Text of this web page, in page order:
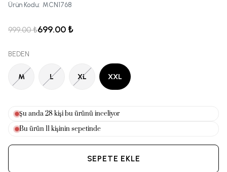
Ürün Kodu: MCN1768
999.00 ₺699.00 ₺
BEDEN
M L XL XXL
Şu anda30kişi bu ürünü inceliyor
Bu ürün11kişinin sepetinde
SEPETE EKLE